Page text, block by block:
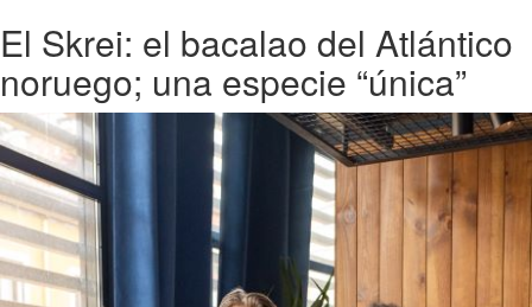
El Skrei: el bacalao del Atlántico
noruego; una especie “única”